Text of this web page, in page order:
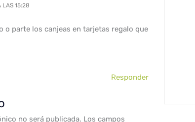
LAS 15:28
o parte los canjeas en tarjetas regalo que
Responder
no será publicada. Los campos